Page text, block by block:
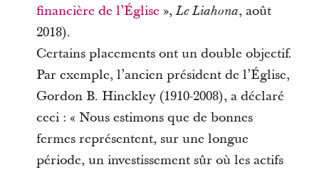
financière de l’Église »,Le Liahona, août
2018).
Certains placements ont un double objectif.
Par exemple, l’ancien président de l’Église,
Gordon B. Hinckley (1910-2008), a déclaré
ceci : « Nous estimons que de bonnes
fermes représentent, sur une longue
période, un investissement sûr où les actifs